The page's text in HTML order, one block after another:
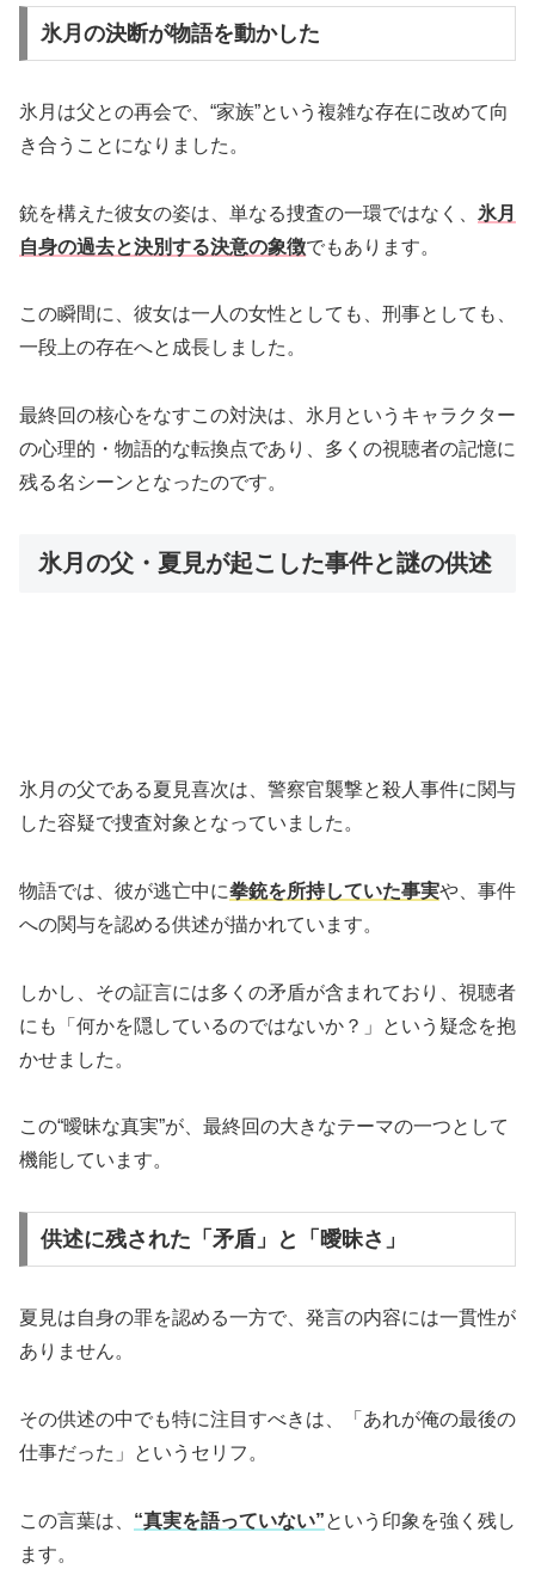
氷月の決断が物語を動かした
氷月は父との再会で、“家族”という複雑な存在に改めて向
き合うことになりました。
銃を構えた彼女の姿は、単なる捜査の一環ではなく、 氷月
自身の過去と決別する決意の象徴でもあります。
この瞬間に、彼女は一人の女性としても、刑事としても、
一段上の存在へと成長しました。
最終回の核心をなすこの対決は、氷月というキャラクター
の心理的・物語的な転換点であり、多くの視聴者の記憶に
残る名シーンとなったのです。
氷月の父・夏見が起こした事件と謎の供述
氷月の父である夏見喜次は、警察官襲撃と殺人事件に関与
した容疑で捜査対象となっていました。
物語では、彼が逃亡中に拳銃を所持していた事実や、事件
への関与を認める供述が描かれています。
しかし、その証言には多くの矛盾が含まれており、視聴者
にも「何かを隠しているのではないか？」という疑念を抱
かせました。
この“曖昧な真実”が、最終回の大きなテーマの一つとして
機能しています。
供述に残された「矛盾」と「曖昧さ」
夏見は自身の罪を認める一方で、発言の内容には一貫性が
ありません。
その供述の中でも特に注目すべきは、「あれが俺の最後の
仕事だった」というセリフ。
この言葉は、 “真実を語っていない”という印象を強く残し
ます。